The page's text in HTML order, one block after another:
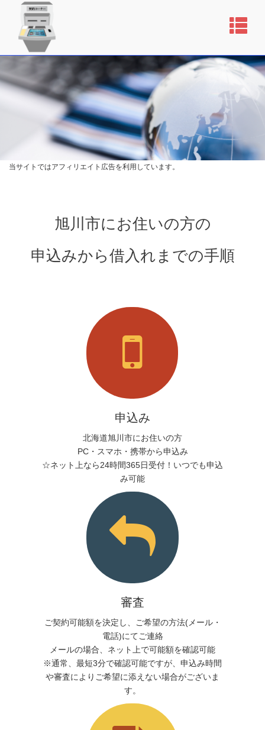
当サイトではアフィリエイト広告を利用しています。
旭川市にお住いの方の
申込みから借入れまでの手順
申込み
北海道旭川市にお住いの方
PC・スマホ・携帯から申込み
☆ネット上なら24時間365日受付！いつでも申込
み可能
審査
ご契約可能額を決定し、ご希望の方法(メール・
電話)にてご連絡
メールの場合、ネット上で可能額を確認可能
※通常、最短3分で確認可能ですが、申込み時間
や審査によりご希望に添えない場合がございま
す。